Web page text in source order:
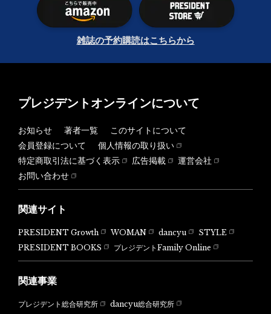
雑誌の予約購読はこちらから
プレジデントオンラインについて
お知らせ 著者一覧
このサイトについて
会員登録について
個人情報の取り扱い
特定商取引法に基づく表示
広告掲載
運営会社
お問い合わせ
関連サイト
PRESIDENT Growth WOMAN dancyu
STYLE
PRESIDENT BOOKS
プレジデントFamily Online
関連事業
プレジデント総合研究所 dancyu総合研究所